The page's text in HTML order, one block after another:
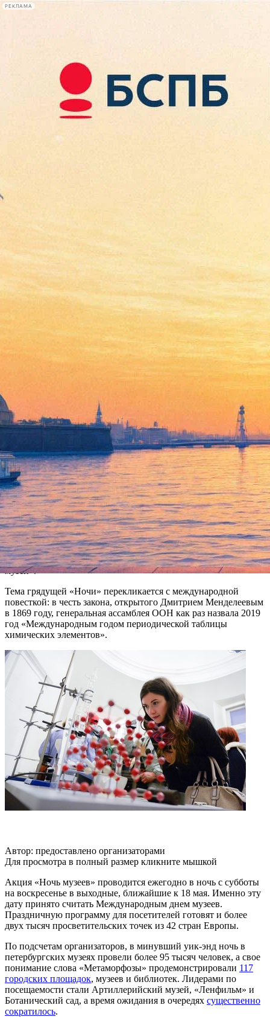
РЕКЛАМА
Сегодня:
2026.08.08
08:23
Афиша Plus
Объявлена тема «Ночи
музеев»-2019
19:05 Версия для печати
Организаторы «Ночи музеев» объявили тему следующей
акции. В 2019 году городские площадки обыграют
«Элементы». Как сообщила «Фонтанке» PR-координатор
проекта в Петербурге Екатерина Карпова, горожан будут
ждать химия любви, элементы успеха и диалоги об
отечественной науке.
Тему новой акции посетители придумали сами: свои названия
от «Камо грядеши» до «Детства» и «Подземного Петербурга»
в социальных сетях предложили больше 200 человек.
Организаторы становились на «Элементах». Как объяснила
автор идеи Катерина Салова, «элементами могут быть как
экспонаты и пространство, так и люди, их создающие и
организующие». Главное, что все это вместе и «составляет сам
музей».
Тема грядущей «Ночи» перекликается с международной
повесткой: в честь закона, открытого Дмитрием Менделеевым
в 1869 году, генеральная ассамблея ООН как раз назвала 2019
год «Международным годом периодической таблицы
химических элементов».
Автор: предоставлено организаторами
Для просмотра в полный размер кликните мышкой
Акция «Ночь музеев» проводится ежегодно в ночь с субботы
на воскресенье в выходные, ближайшие к 18 мая. Именно эту
дату принято считать Международным днем музеев.
Праздничную программу для посетителей готовят и более
двух тысяч просветительских точек из 42 стран Европы.
По подсчетам организаторов, в минувший уик-энд ночь в
петербургских музеях провели более 95 тысяч человек, а свое
понимание слова «Метаморфозы» продемонстрировали 117
городских площадок, музеев и библиотек. Лидерами по
посещаемости стали Артиллерийский музей, «Ленфильм» и
Ботанический сад, а время ожидания в очередях существенно
сократилось.